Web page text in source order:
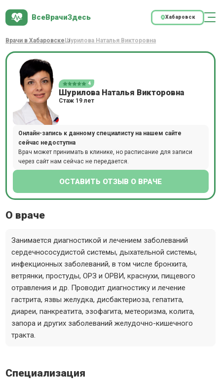
ВсеВрачиЗдесь Хабаровск
Врачи в Хабаровске Шурилова Наталья Викторовна
4
Шурилова Наталья Викторовна
Стаж 19 лет
Онлайн-запись к данному специалисту на нашем сайте
сейчас недоступна
Врач может принимать в клинике, но расписание для записи
через сайт нам сейчас не передается.
ОСТАВИТЬ ОТЗЫВ О ВРАЧЕ
О враче
Занимается диагностикой и лечением заболеваний
сердечнососудистой системы, дыхательной системы,
инфекционных заболеваний, в том числе бронхита,
ветрянки, простуды, ОРЗ и ОРВИ, краснухи, пищевого
отравления и др. Проводит диагностику и лечение
гастрита, язвы желудка, дисбактериоза, гепатита,
диареи, панкреатита, эзофагита, метеоризма, колита,
запора и других заболеваний желудочно-кишечного
тракта.
Специализация